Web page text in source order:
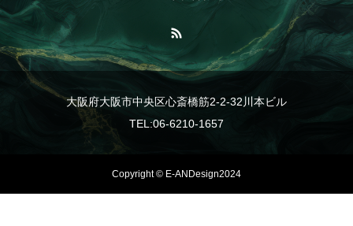
大阪府大阪市中央区心斎橋筋2-2-32川本ビル
TEL:06-6210-1657
Copyright © E-ANDesign2024